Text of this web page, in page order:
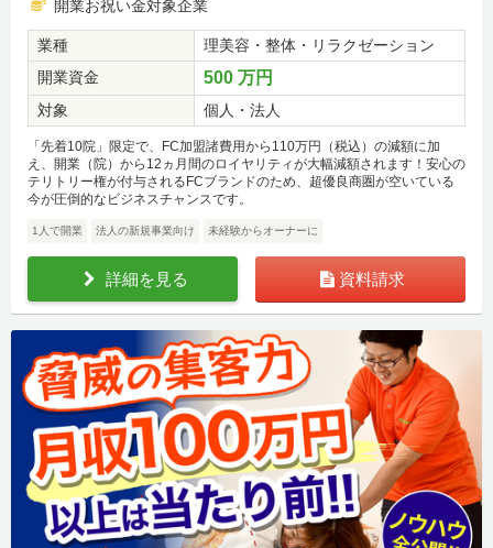
開業お祝い金対象企業
業種
理美容・整体・リラクゼーション
開業資金
500 万円
対象 個人・法人
「先着10院」限定で、FC加盟諸費用から110万円（税込）の減額に加
え、開業（院）から12ヵ月間のロイヤリティが大幅減額されます！安心の
テリトリー権が付与されるFCブランドのため、超優良商圏が空いている
今が圧倒的なビジネスチャンスです。
1人で開業 法人の新規事業向け 未経験からオーナーに
詳細を見る 資料請求